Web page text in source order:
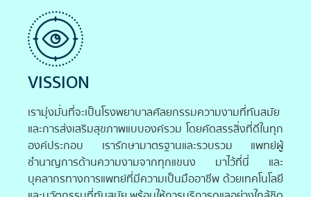
VISSION
เรามุ่งมั่นที่จะเป็นโรงพยาบาลศัลยกรรมความงามที่ทันสมัย
และการส่งเสริมสุขภาพแบบองค์รวม โดยคัดสรรสิ่งที่ดีในทุก
องค์ประกอบ เรารักษามาตรฐานและรวบรวม แพทย์ผู้
ชำนาญการด้านความงามจากทุกแขนง มาไว้ที่นี่ และ
บุคลากรทางการแพทย์ที่มีความเป็นมืออาชีพ ด้วยเทคโนโลยี